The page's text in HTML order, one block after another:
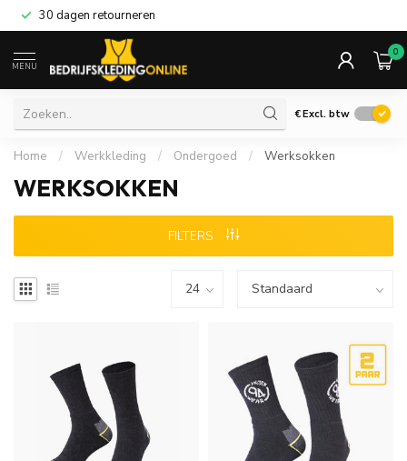
30 dagen retourneren
MENU
0
€Excl. btw
Home / Werkkleding / Ondergoed / Werksokken
WERKSOKKEN
FILTERS